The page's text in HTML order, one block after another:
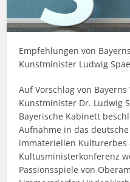
Empfehlungen von
Kunstminister Ludwig
Auf Vorschlag von
Kunstminister Dr. Ludwig
Bayerische Kabinett
Aufnahme in das
immateriellen Kulturerbes
Kultusministerkonferenz
Passionsspiele von